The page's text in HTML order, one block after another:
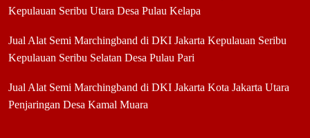
Kepulauan Seribu Utara Desa Pulau Kelapa
Jual Alat Semi Marchingband di DKI Jakarta Kepulauan Seribu
Kepulauan Seribu Selatan Desa Pulau Pari
Jual Alat Semi Marchingband di DKI Jakarta Kota Jakarta Utara
Penjaringan Desa Kamal Muara